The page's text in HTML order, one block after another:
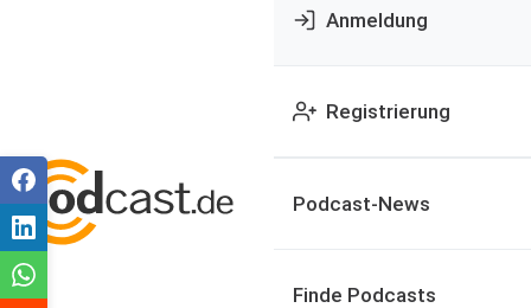
Anmeldung
Registrierung
Podcast-News
Finde Podcasts